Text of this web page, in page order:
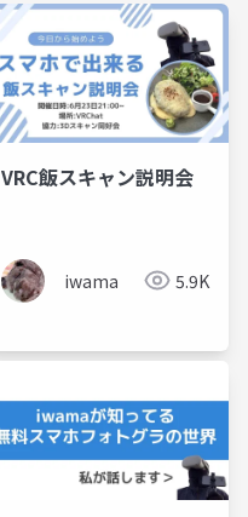
VRC飯スキャン説明会
iwama 5.9K